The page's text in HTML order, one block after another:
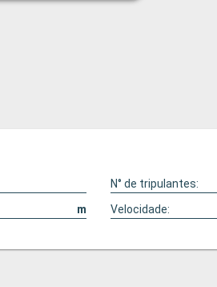
N° de tripulantes:
m Velocidade: